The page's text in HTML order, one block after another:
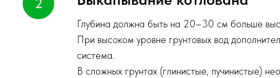
Глубина должна быть на 20–30 см больше
При высоком уровне грунтовых вод
система.
В сложных грунтах (глинистые, пучинистые)